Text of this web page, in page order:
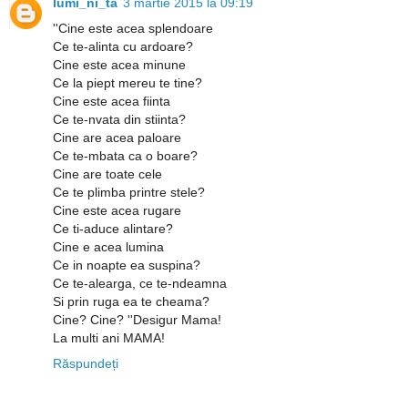
''Cine este acea splendoare
Ce te-alinta cu ardoare?
Cine este acea minune
Ce la piept mereu te tine?
Cine este acea fiinta
Ce te-nvata din stiinta?
Cine are acea paloare
Ce te-mbata ca o boare?
Cine are toate cele
Ce te plimba printre stele?
Cine este acea rugare
Ce ti-aduce alintare?
Cine e acea lumina
Ce in noapte ea suspina?
Ce te-alearga, ce te-ndeamna
Si prin ruga ea te cheama?
Cine? Cine? ''Desigur Mama!
La multi ani MAMA!
Răspundeți